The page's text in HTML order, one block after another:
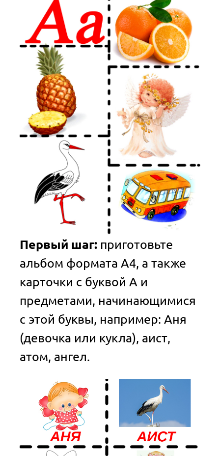
Первый шаг: приготовьте
альбом формата А4, а также
карточки с буквой А и
предметами, начинающимися
с этой буквы, например: Аня
(девочка или кукла), аист,
атом, ангел.